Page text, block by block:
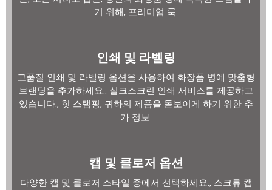
기 위해, 프리미엄 룩.
인쇄 및 라벨링
고품질 인쇄 및 라벨링 옵션을 사용하여 화장품 병에 맞춤형
브랜딩을 추가하세요.. 실크스크린 인쇄 서비스를 제공하고
있습니다., 핫 스탬핑, 귀하의 제품을 돋보이게 하기 위한 추
가 정보.
캡 및 클로저 옵션
다양한 캡 및 클로저 스타일 중에서 선택하세요., 스크류 캡